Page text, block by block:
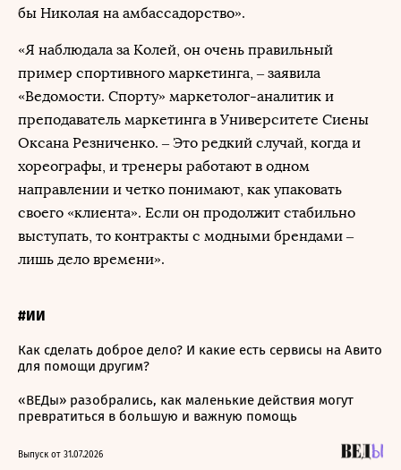
бы Николая на амбассадорство».
«Я наблюдала за Колей, он очень правильный
пример спортивного маркетинга, – заявила
«Ведомости. Спорту» маркетолог-аналитик и
преподаватель маркетинга в Университете Сиены
Оксана Резниченко. – Это редкий случай, когда и
хореографы, и тренеры работают в одном
направлении и четко понимают, как упаковать
своего «клиента». Если он продолжит стабильно
выступать, то контракты с модными брендами –
лишь дело времени».
#ИИ
Как сделать доброе дело? И какие есть сервисы на Авито
для помощи другим?
«ВЕДы» разобрались, как маленькие действия могут
превратиться в большую и важную помощь
Выпуск от 31.07.2026